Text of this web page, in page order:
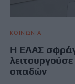
ΚΟΙΝΩΝΙΑ
Η ΕΛΑΣ
οπαδών